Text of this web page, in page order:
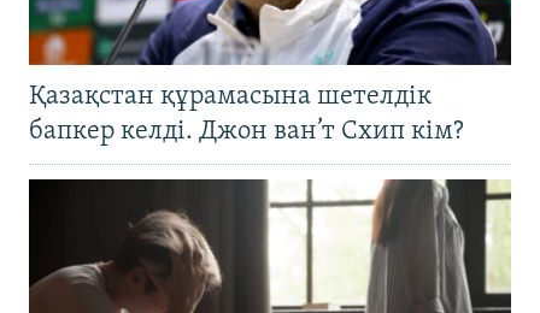
Қазақстан құрамасына шетелдік
бапкер келді. Джон ван’т Схип кім?